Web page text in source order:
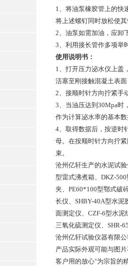
1、将油泵橡胶管上的快
将上述螺钉同时放松使
2、油泵如需加油，应卸
3、利用接长管作多项举
使用说明书：
1、打开压力泌水仪上盖
活塞至刚接触混凝土表
2、接顺时针方向拧紧手
3、当油压达到30Mpa时
作为计算泌水率的基本
4、取得数据后，按逆时
母。在按顺时针方向拧
束。
沧州亿轩生产的水泥试
型雷式沸煮箱、DKZ-
夹、PE60*100型鄂式破
长仪、SHBY-40A型水
面测定仪、CZF-6型水
三氧化硫测定仪、SHR-
沧州亿轩试验仪器有限
产品实际外观可能与图
客户用的放心"为宗旨的